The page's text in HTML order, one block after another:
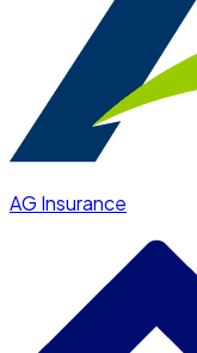
AG Insurance